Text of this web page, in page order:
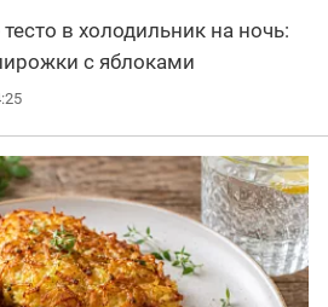
в холодильник на ночь:
с яблоками